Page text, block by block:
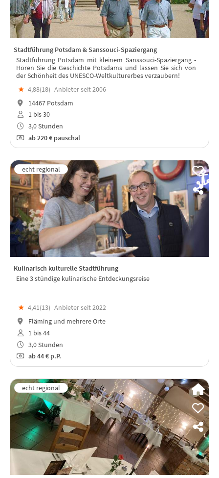
Stadtführung Potsdam & Sanssouci-Spaziergang
Stadtführung Potsdam mit kleinem Sanssouci-Spaziergang -
Hören Sie die Geschichte Potsdams und lassen Sie sich von
der Schönheit des UNESCO-Weltkulturerbes verzaubern!
★ 4,88(18) Anbieter seit 2006
14467 Potsdam
1 bis 30
3,0 Stunden
ab220 € pauschal
Kulinarisch kulturelle Stadtführung
Eine 3 stündige kulinarische Entdeckungsreise
★ 4,41(13) Anbieter seit 2022
Fläming und mehrere Orte
1 bis 44
3,0 Stunden
ab44 € p.P.